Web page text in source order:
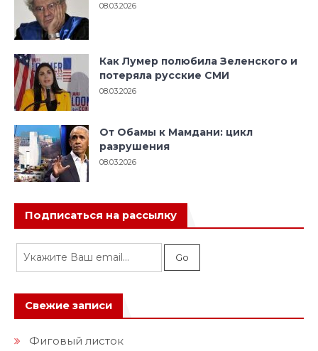
08.03.2026
Как Лумер полюбила Зеленского и
потеряла русские СМИ
08.03.2026
От Обамы к Мамдани: цикл
разрушения
08.03.2026
Подписаться на рассылку
Свежие записи
Фиговый листок